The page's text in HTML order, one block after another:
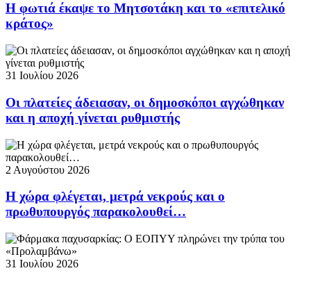
Η φωτιά έκαψε το Μητσοτάκη και το «επιτελικό
κράτος»
31 Ιουλίου 2026
Οι πλατείες άδειασαν, οι δημοσκόποι αγχώθηκαν
και η αποχή γίνεται ρυθμιστής
2 Αυγούστου 2026
Η χώρα φλέγεται, μετρά νεκρούς και ο
πρωθυπουργός παρακολουθεί…
31 Ιουλίου 2026